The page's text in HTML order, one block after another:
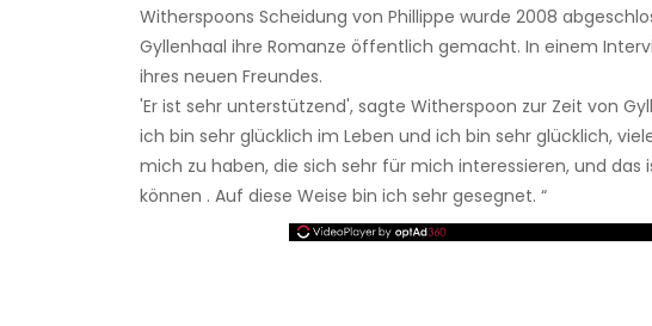
Witherspoons Scheidung von Phillippe wurde 2008
Gyllenhaal ihre Romanze öffentlich gemacht. In einem
ihres neuen Freundes.
'Er ist sehr unterstützend', sagte Witherspoon zur Zeit von
ich bin sehr glücklich im Leben und ich bin sehr glücklich,
mich zu haben, die sich sehr für mich interessieren, und das
können . Auf diese Weise bin ich sehr gesegnet. “